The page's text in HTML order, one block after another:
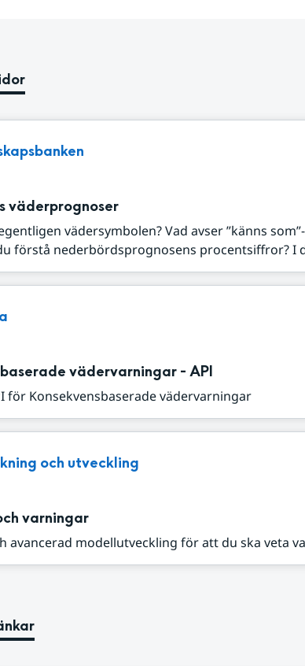
väderprognoser
vädersymbolen? Vad avser ”känns
förstå nederbördsprognosens procentsiffror? I
vädervarningar - API
för Konsekvensbaserade vädervarningar
och utveckling
varningar
avancerad modellutveckling för att du ska veta